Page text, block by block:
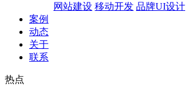
网站建设 移动开发 品牌UI设计
案例
动态
关于
联系
热点